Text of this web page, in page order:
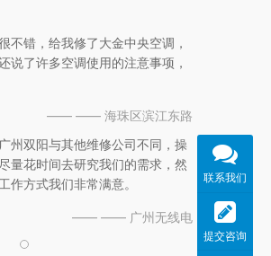
不错，给我修了大金中央空调，
说了许多空调使用的注意事项，
—— —— 海珠区滨江东路
州双阳与其他维修公司不同，操
量花时间去研究我们的需求，然
作方式我们非常满意。
—— —— 广州无线电
联系我们
提交咨询